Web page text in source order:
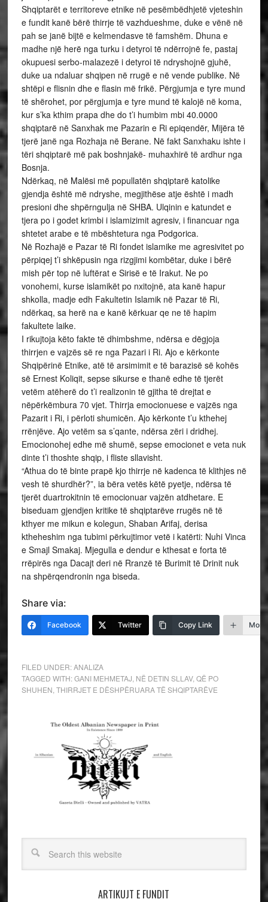
Shqiptarët e territoreve etnike në pesëmbëdhjetë vjeteshin
e fundit kanë bërë thirrje të vazhdueshme, duke e vënë në
pah se janë bijtë e kelmendasve të famshëm. Dhuna e
madhe një herë nga turku i detyroi të ndërrojnë fe, pastaj
okupuesi serbo-malazezë i detyroi të ndryshojnë gjuhë,
duke ua ndaluar shqipen në rrugë e në vende publike. Në
shtëpi e flisnin dhe e flasin më frikë. Përgjumja e tyre mund
të shërohet, por përgjumja e tyre mund të kalojë në koma,
kur s’ka kthim prapa dhe do t’i humbim mbi 40.0000
shqiptarë në Sanxhak me Pazarin e Ri epiqendër, Mijëra të
tjerë janë nga Rozhaja në Berane. Në fakt Sanxhaku ishte i
tëri shqiptarë më pak boshnjakë- muhaxhirë të ardhur nga
Bosnja.
Ndërkaq, në Malësi më popullatën shqiptarë katolike
gjendja është më ndryshe, megjithëse atje është i madh
presioni dhe shpërngulja në SHBA. Ulqinin e katundet e
tjera po i godet krimbi i islamizimit agresiv, i financuar nga
shtetet arabe e të mbështetura nga Podgorica.
Në Rozhajë e Pazar të Ri fondet islamike me agresivitet po
përpiqej t’i shkëpusin nga rizgjimi kombëtar, duke i bërë
mish për top në luftërat e Sirisë e të Irakut. Ne po
vonohemi, kurse islamikët po nxitojnë, ata kanë hapur
shkolla, madje edh Fakultetin Islamik në Pazar të Ri,
ndërkaq, sa herë na e kanë kërkuar qe ne të hapim
fakultete laike.
I rikujtoja këto fakte të dhimbshme, ndërsa e dëgjoja
thirrjen e vajzës së re nga Pazari i Ri. Ajo e kërkonte
Shqipërinë Etnike, atë të arsimimit e të barazisë së kohës
së Ernest Koliqit, sepse sikurse e thanë edhe të tjerët
vetëm atëherë do t’i realizonin të gjitha të drejtat e
nëpërkëmbura 70 vjet. Thirrja emocionuese e vajzës nga
Pazarit i Ri, i përloti shumicën. Ajo kërkonte t’u kthehej
rrënjëve. Ajo vetëm sa s’qante, ndërsa zëri i dridhej.
Emocionohej edhe më shumë, sepse emocionet e veta nuk
dinte t’i thoshte shqip, i fliste sllavisht.
“Athua do të binte prapë kjo thirrje në kadenca të klithjes në
vesh të shurdhër?”, ia bëra vetës këtë pyetje, ndërsa të
tjerët duartrokitnin të emocionuar vajzën atdhetare. E
biseduam gjendjen kritike të shqiptarëve rrugës në të
kthyer me mikun e kolegun, Shaban Arifaj, derisa
ktheheshim nga tubimi përkujtimor vetë i katërti: Nuhi Vinca
e Smajl Smakaj. Mjegulla e dendur e kthesat e forta të
rrëpirës nga Dacajt deri në Rranzë të Burimit të Drinit nuk
na shpërqendronin nga biseda.
Share via:
Facebook Twitter Copy Link More
FILED UNDER:ANALIZA
TAGGED WITH:GANI MEHMETAJ NË DETIN SLLAV, QË PO
SHUHEN THIRRJET E DËSHPËRUARA TË SHQIPTARËVE
ARTIKUJT E FUNDIT